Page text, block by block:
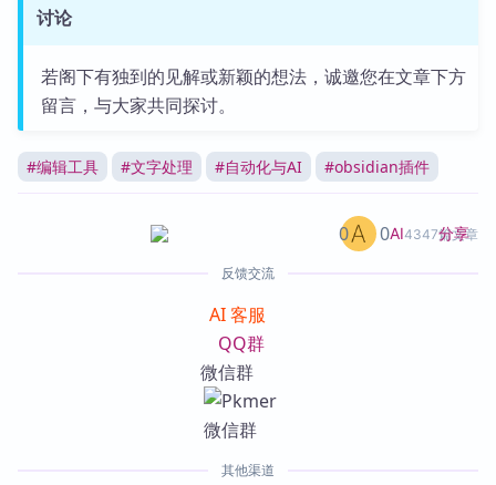
讨论
若阁下有独到的见解或新颖的想法，诚邀您在文章下方
留言，与大家共同探讨。
#编辑工具 #文字处理 #自动化与AI #obsidian插件
AI4347篇文章
0 0 分享
反馈交流
AI 客服
QQ群
微信群
其他渠道